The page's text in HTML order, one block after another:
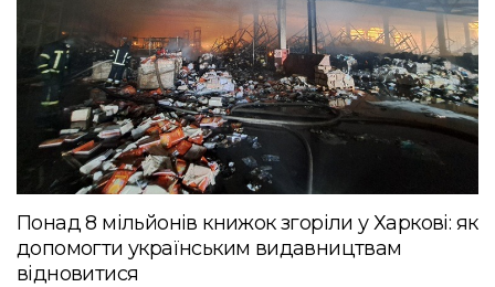
Понад 8 мільйонів книжок згоріли у Харкові: як
допомогти українським видавництвам
відновитися